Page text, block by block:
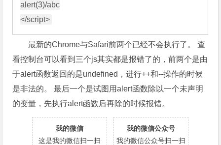
alert(3)/abc
最新的Chrome与Safari前两个已经不会执行了。 查
看控制台可以看到三个js其实都是报错了的，前两个是由
于alert函数返回的是undefined，进行++和--操作的时候
是非法的。 最后一个是试图用alert函数除以一个未声明
的变量，先执行alert函数后再除的时候报错。
我的微信
这是我的微信扫一扫
我的微信公众号
我的微信公众号扫一扫